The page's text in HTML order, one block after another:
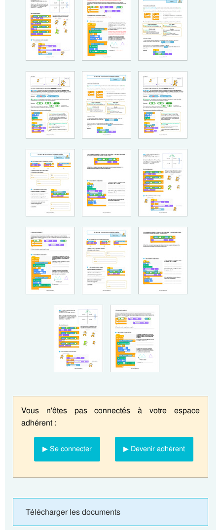
Vous n'êtes pas connectés à votre espace
adhérent :
▶ Se connecter ▶ Devenir adhérent
Télécharger les documents